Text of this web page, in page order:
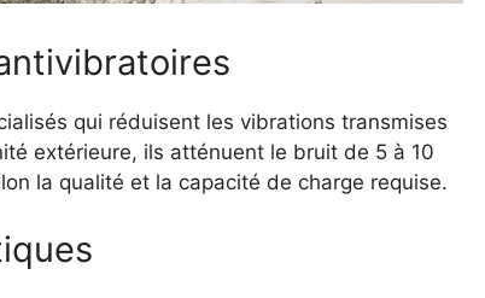
qui réduisent les vibrations transmises
extérieure, ils atténuent le bruit de 5 à 10
la qualité et la capacité de charge requise.